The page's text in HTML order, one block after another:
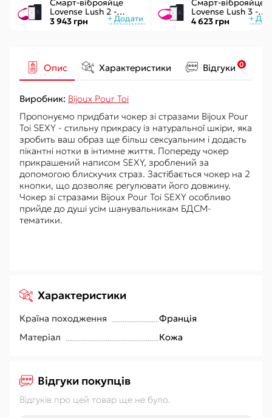
Смарт-віброяйце
Lovense Lush 2 -
управління через
додаток
3 943 грн
Смарт-віброяйце
Lovense Lush 3 -
керування через
інтернет
4 623 грн
Опис Характеристики Відгуки 0
Виробник: Bijoux Pour Toi
Пропонуємо придбати чокер зі стразами Bijoux Pour
Toi SEXY - стильну прикрасу із натуральної шкіри, яка
зробить ваш образ ще більш сексуальним і додасть
пікантні нотки в інтимне життя. Попереду чокер
прикрашений написом SEXY, зроблений за
допомогою блискучих страз. Застібається чокер на 2
кнопки, що дозволяє регулювати його довжину.
Чокер зі стразами Bijoux Pour Toi SEXY особливо
прийде до душі усім шанувальникам БДСМ-
тематики.
Характеристики
Країна походження
Франція
Матеріал
Кожа
Відгуки покупців
Відгуків про цей товар ще не було.